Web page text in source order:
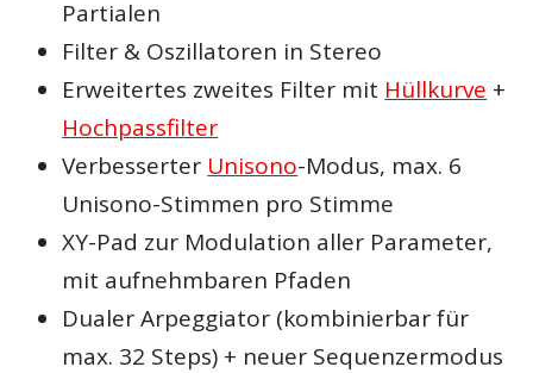
Partialen
Filter & Oszillatoren in Stereo
Erweitertes zweites Filter mit Hüllkurve +
Hochpassfilter
Verbesserter Unisono-Modus, max. 6
Unisono-Stimmen pro Stimme
XY-Pad zur Modulation aller Parameter,
mit aufnehmbaren Pfaden
Dualer Arpeggiator (kombinierbar für
max. 32 Steps) + neuer Sequenzermodus